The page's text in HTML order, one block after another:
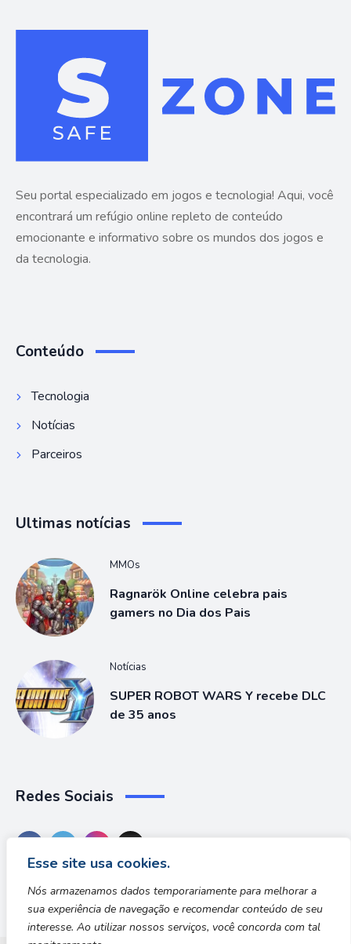
Esse site usa cookies.
Nós armazenamos dados temporariamente para melhorar a
sua experiência de navegação e recomendar conteúdo de seu
interesse. Ao utilizar nossos serviços, você concorda com tal
Seu portal especializado em jogos e tecnologia! Aqui, você
encontrará um refúgio online repleto de conteúdo
emocionante e informativo sobre os mundos dos jogos e
da tecnologia.
Conteúdo
Tecnologia
Notícias
Parceiros
Ultimas notícias
MMOs
Ragnarök Online celebra pais
gamers no Dia dos Pais
Notícias
SUPER ROBOT WARS Y recebe DLC
de 35 anos
Redes Sociais